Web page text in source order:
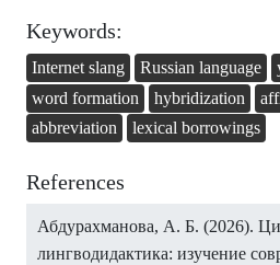
Keywords:
Internet slang Russian language
word formation
hybridization
abbreviation
lexical borrowings
References
Абдурахманова, А. Б. (2026).
лингводидактика: изучение